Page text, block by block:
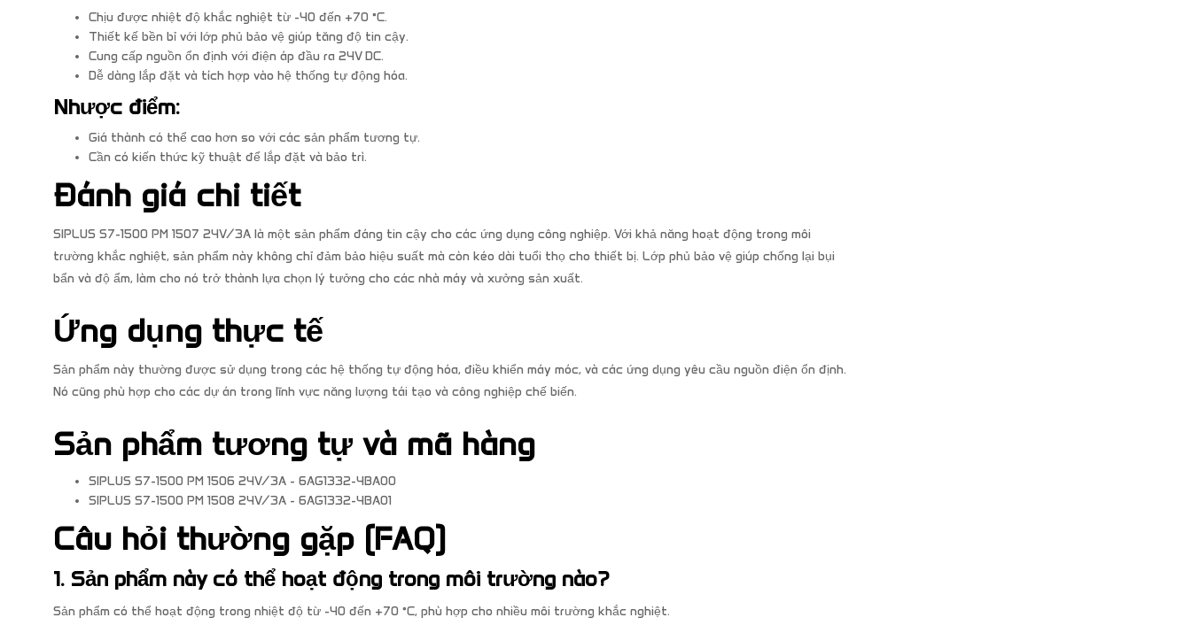
Chịu được nhiệt độ khắc nghiệt từ -40 đến +70 °C.
Thiết kế bền bỉ với lớp phủ bảo vệ giúp tăng độ tin cậy.
Cung cấp nguồn ổn định với điện áp đầu ra 24V DC.
Dễ dàng lắp đặt và tích hợp vào hệ thống tự động hóa.
Nhược điểm:
Giá thành có thể cao hơn so với các sản phẩm tương tự.
Cần có kiến thức kỹ thuật để lắp đặt và bảo trì.
Đánh giá chi tiết
SIPLUS S7-1500 PM 1507 24V/3A là một sản phẩm đáng tin cậy cho các ứng dụng công nghiệp. Với khả năng hoạt động trong môi
trường khắc nghiệt, sản phẩm này không chỉ đảm bảo hiệu suất mà còn kéo dài tuổi thọ cho thiết bị. Lớp phủ bảo vệ giúp chống lại bụi
bẩn và độ ẩm, làm cho nó trở thành lựa chọn lý tưởng cho các nhà máy và xưởng sản xuất.
Ứng dụng thực tế
Sản phẩm này thường được sử dụng trong các hệ thống tự động hóa, điều khiển máy móc, và các ứng dụng yêu cầu nguồn điện ổn định.
Nó cũng phù hợp cho các dự án trong lĩnh vực năng lượng tái tạo và công nghiệp chế biến.
Sản phẩm tương tự và mã hàng
SIPLUS S7-1500 PM 1506 24V/3A - 6AG1332-4BA00
SIPLUS S7-1500 PM 1508 24V/3A - 6AG1332-4BA01
Câu hỏi thường gặp (FAQ)
1. Sản phẩm này có thể hoạt động trong môi trường nào?
Sản phẩm có thể hoạt động trong nhiệt độ từ -40 đến +70 °C, phù hợp cho nhiều môi trường khắc nghiệt.